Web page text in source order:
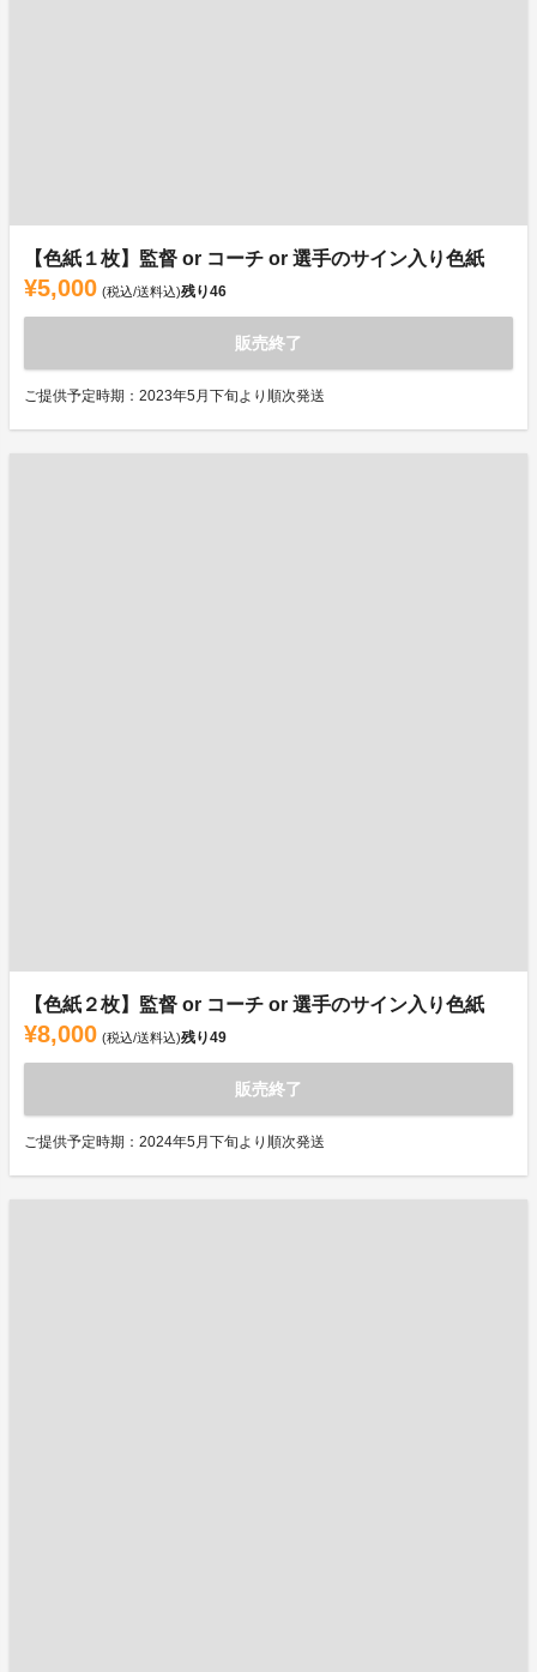
【色紙１枚】監督 or コーチ or 選手のサイン入り色紙
¥5,000 (税込/送料込)残り46
販売終了
ご提供予定時期：2023年5月下旬より順次発送
【色紙２枚】監督 or コーチ or 選手のサイン入り色紙
¥8,000 (税込/送料込)残り49
販売終了
ご提供予定時期：2024年5月下旬より順次発送